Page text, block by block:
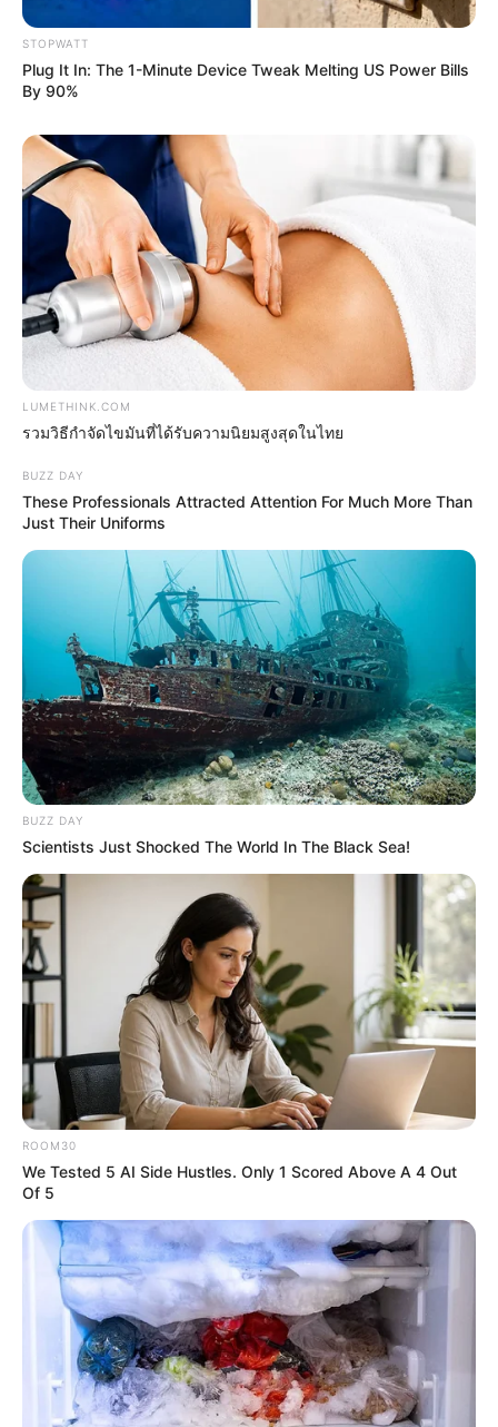
ท่านที่เกิดวันที่ 29 สไตล์การทำงาน : คุณเป็นคนที่มีความ
หลากหลายในตัวสูงมาก ไม่ว่าจะเป็นทางด้านวิทยาศาสตร์
ศิลปศาสตร์ สังคมศาสตร์ รัฐศาสตร์ โอ๊ย แม้กระทั่ง
ไสยศาสตร์ คุณมักมีความรู้หรือมีประสบการณ์ในเรื่องต่าง
ๆ มาแล้วทั้งนั้น ประมาณว่าพหูสูตร นอกจากนี้เวลาคุณ
ทำงาน คุณมักจะชอบทำงานทีละหลาย ๆ อย่างพร้อมกัน
จนบางทีทำให้สับสนบ้าง อย่างไรก็ตาม จุดเด่นของคุณ คือ
คุณสามารถทำงานที่ต้องใช้ทักษะหลาย ๆ อย่างพร้อมกันได้
ดี อย่างเช่น ประเภทพวกคอมพิวเตอร์กราฟิก หรือออกแบบ
บัญชีบนคอมพิวเตอร์ อะไรทำนองนั้น
ท่านที่เกิดวันที่30 สไตล์การทำงาน :
คุณมักจะสามารถ
ทำงานที่ต้องใช้ความอดทน ความเข้าใจคนอื่น ความรู้จัก
ยืดหยุ่นได้ดีเสมอ อย่างไรก็ตาม ถึงแม้คุณจะเป็นคนที่มี
จิตวิทยาสูง เข้าใจคนอื่นได้ดี แต่คุณมักจะไ ม่ค่อยเข้าใจใน
ชีวิตความต้องการ ความรู้สึกที่อยู่ลึก ๆ ข้างในตัวคุณเองสัก
เท่าไหร่ นั่นจึงทำให้ในช่ วงแรกๆ ของชีวิตคุณมักจะเลือก
เรียน หรือทำงานในสิ่งที่ไม่ใช่คุณอยู่เสมอๆ
ท่านที่เกิดวันที่31 สไตล์การทำงาน :คุณเป็นคนที่ตัดสิน
ใจแล้วต้องทำให้ได้ ใครอย่ามาแย้งฉันนะ ไม่งั้นเดี๋ยวหัวขาด
อาชีพ ที่เหมาะสม : นักอนุรักษ์สิ่งแวดล้อม นักระดมทุน
นักกายภาพบำบัด นักกฎหมาย ผู้เชี่ยวชาญด้าน
คอมพิวเตอร์ แฮกเกอร์ นักกวนเมือง นักสื่อสารมวลชน นัก
ข่าว โปรแกรมเมอร์ งานที่ต้องเกี่ยวข้องกับการบันเทิง เป็น
อาชีพที่เหมาะสม
ทำนาย นิสัย
ABOUT THE AUTHOR
เนื้อหาที่ได้รับการโปรโมต
STOPWATT
Plug It In: The 1-Minute Device Tweak Melting US Power Bills
By 90%
LUMETHINK.COM
รวมวิธีกำจัดไขมันที่ได้รับความนิยมสูงสุดในไทย
BUZZ DAY
These Professionals Attracted Attention For Much More Than
Just Their Uniforms
BUZZ DAY
Scientists Just Shocked The World In The Black Sea!
ROOM30
We Tested 5 AI Side Hustles. Only 1 Scored Above A 4 Out
Of 5